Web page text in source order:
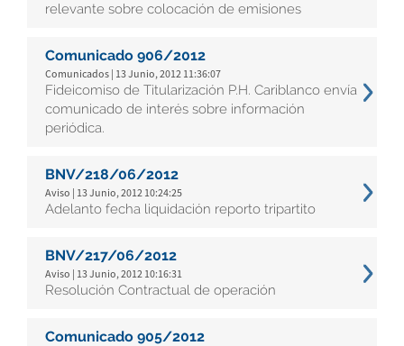
relevante sobre colocación de emisiones
Comunicado 906/2012
Comunicados | 13 Junio, 2012 11:36:07
Fideicomiso de Titularización P.H. Cariblanco envía
comunicado de interés sobre información
periódica.
BNV/218/06/2012
Aviso | 13 Junio, 2012 10:24:25
Adelanto fecha liquidación reporto tripartito
BNV/217/06/2012
Aviso | 13 Junio, 2012 10:16:31
Resolución Contractual de operación
Comunicado 905/2012